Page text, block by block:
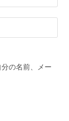
の名前、メー